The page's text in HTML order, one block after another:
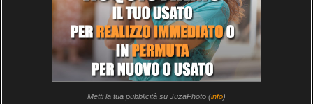
Metti la tua pubblicità su JuzaPhoto (info)